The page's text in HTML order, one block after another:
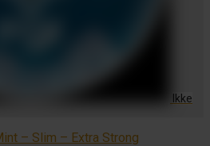
– Slim – Extra Strong